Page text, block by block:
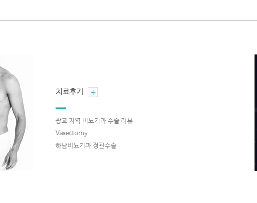
치료후기 +
광교 지역 비뇨기과 수술 리뷰
Vasectomy
하남비뇨기과 정관수술